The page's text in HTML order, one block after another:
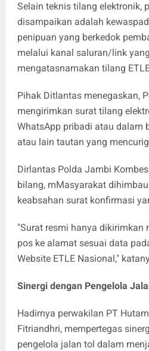
​Selain teknis tilang elektronik,
disampaikan adalah
penipuan yang berkedok
melalui kanal saluran/link
mengatasnamakan tilang
Pihak Ditlantas menegaskan,
mengirimkan surat tilang
WhatsApp pribadi atau dalam
atau lain tautan yang
Dirlantas Polda Jambi
bilang, mMasyarakat
keabsahan surat konfirmasi
"Surat resmi hanya dikirimkan
pos ke alamat sesuai data
Website ETLE Nasional,"
​Sinergi dengan Pengelola
​Hadirnya perwakilan PT
Fitriandhri, mempertegas
pengelola jalan tol dalam